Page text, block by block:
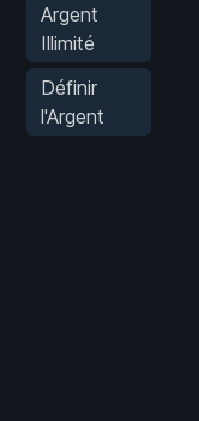
Argent
Illimité
Définir
l'Argent